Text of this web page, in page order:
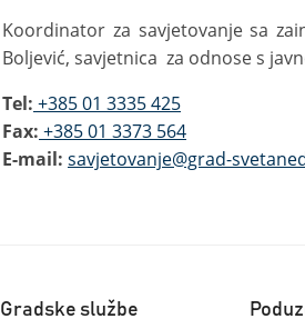
Koordinator za savjetovanje sa
Boljević, savjetnica za odnose s
Tel: +385 01 3335 425
Fax: +385 01 3373 564
E-mail: savjetovanje@grad-
Gradske službe